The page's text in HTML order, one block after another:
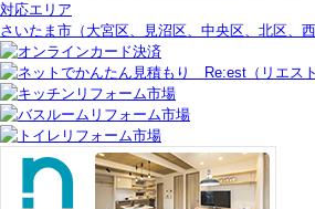
対応エリア
さいたま市（大宮区、見沼区、中央区、北区、